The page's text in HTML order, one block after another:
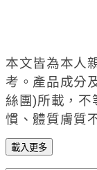
本文皆為本人
考。產品成分
絲團)所載，不
慣、體質膚質
載入更多